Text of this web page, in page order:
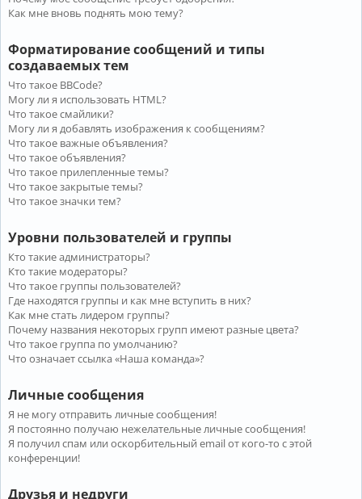
Как мне вновь поднять мою тему?
Форматирование сообщений и типы
создаваемых тем
Что такое BBCode?
Могу ли я использовать HTML?
Что такое смайлики?
Могу ли я добавлять изображения к сообщениям?
Что такое важные объявления?
Что такое объявления?
Что такое прилепленные темы?
Что такое закрытые темы?
Что такое значки тем?
Уровни пользователей и группы
Кто такие администраторы?
Кто такие модераторы?
Что такое группы пользователей?
Где находятся группы и как мне вступить в них?
Как мне стать лидером группы?
Почему названия некоторых групп имеют разные цвета?
Что такое группа по умолчанию?
Что означает ссылка «Наша команда»?
Личные сообщения
Я не могу отправить личные сообщения!
Я постоянно получаю нежелательные личные сообщения!
Я получил спам или оскорбительный email от кого-то с этой
конференции!
Друзья и недруги